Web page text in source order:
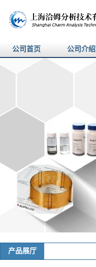
公司首页 公司介绍
产品展厅